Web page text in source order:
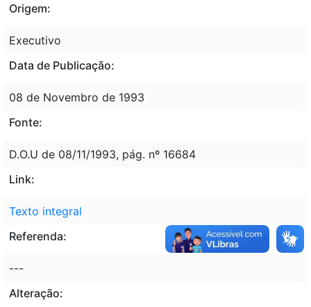
Origem:
Executivo
Data de Publicação:
08 de Novembro de 1993
Fonte:
D.O.U de 08/11/1993, pág. nº 16684
Link:
Texto integral
Referenda:
---
Alteração: